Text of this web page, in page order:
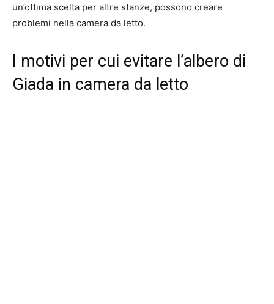
un’ottima scelta per altre stanze, possono creare
problemi nella camera da letto.
I motivi per cui evitare l’albero di
Giada in camera da letto